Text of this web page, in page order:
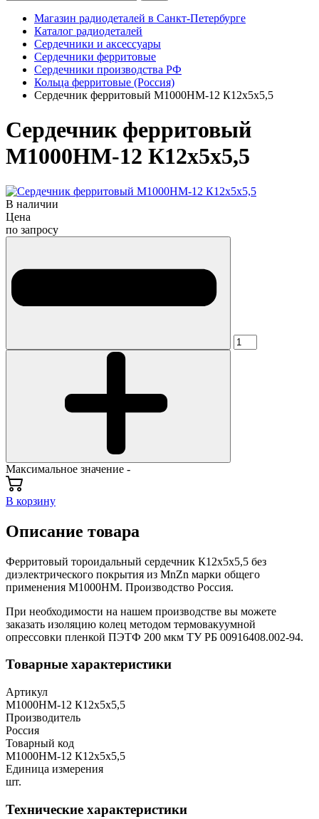
Магазин радиодеталей в Санкт-Петербурге
Каталог радиодеталей
Сердечники и аксессуары
Сердечники ферритовые
Сердечники производства РФ
Кольца ферритовые (Россия)
Сердечник ферритовый М1000НМ-12 К12х5х5,5
Сердечник ферритовый
М1000НМ-12 К12х5х5,5
В наличии
Цена
по запросу
Максимальное значение -
В корзину
Описание товара
Ферритовый тороидальный сердечник К12х5х5,5 без
диэлектрического покрытия из MnZn марки общего
применения М1000НМ. Производство Россия.
При необходимости на нашем производстве вы можете
заказать изоляцию колец методом термовакуумной
опрессовки пленкой ПЭТФ 200 мкм ТУ РБ 00916408.002-94.
Товарные характеристики
Артикул
М1000НМ-12 К12х5х5,5
Производитель
Россия
Товарный код
М1000НМ-12 К12х5х5,5
Единица измерения
шт.
Технические характеристики